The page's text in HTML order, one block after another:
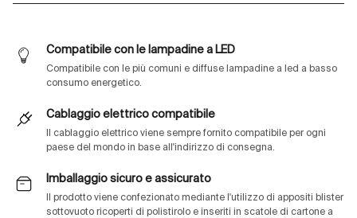
Compatibile con le lampadine a LED
Compatibile con le più comuni e diffuse lampadine a led a basso
consumo energetico.
Cablaggio elettrico compatibile
Il cablaggio elettrico viene sempre fornito compatibile per ogni
paese del mondo in base all'indirizzo di consegna.
Imballaggio sicuro e assicurato
Il prodotto viene confezionato mediante l'utilizzo di appositi blister
sottovuoto ricoperti di polistirolo e inseriti in scatole di cartone a